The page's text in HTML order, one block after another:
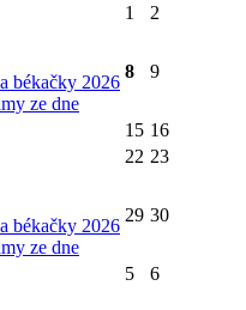
1 2
békačky 2026
ze dne
8 9
15 16
22 23
békačky 2026
ze dne
29 30
5 6